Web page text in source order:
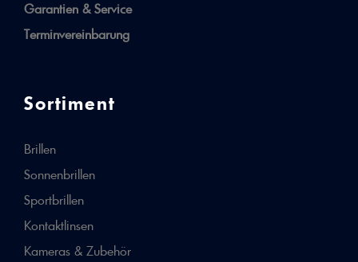
Garantien & Service
Terminvereinbarung
Sortiment
Brillen
Sonnenbrillen
Sportbrillen
Kontaktlinsen
Kameras & Zubehör